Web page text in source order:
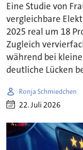
Eine Studie von
vergleichbare
2025 real um 18
Zugleich
während bei
deutliche Lücken
Ronja Schmiedchen
22. Juli 2026